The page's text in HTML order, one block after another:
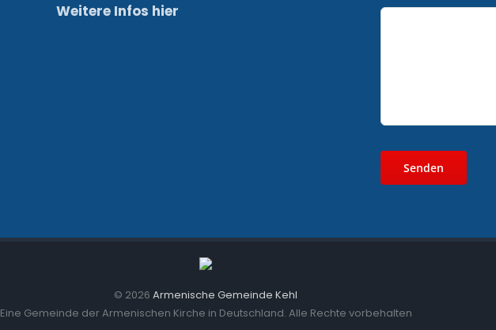
Weitere Infos hier
© 2026 Armenische Gemeinde Kehl
Eine Gemeinde der Armenischen Kirche in Deutschland. Alle Rechte vorbehalten